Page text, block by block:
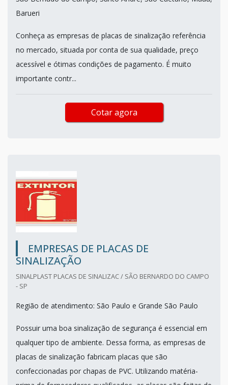
Barueri
Conheça as empresas de placas de sinalização referência
no mercado, situada por conta de sua qualidade, preço
acessível e ótimas condições de pagamento. É muito
importante contr...
Cotar agora
EMPRESAS DE PLACAS DE
SINALIZAÇÃO
SINALPLAST PLACAS DE SINALIZAC / SÃO BERNARDO DO CAMPO
- SP
Região de atendimento: São Paulo e Grande São Paulo
Possuir uma boa sinalização de segurança é essencial em
qualquer tipo de ambiente. Dessa forma, as empresas de
placas de sinalização fabricam placas que são
confeccionadas por chapas de PVC. Utilizando matéria-